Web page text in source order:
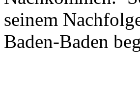
seinem
Baden-Baden